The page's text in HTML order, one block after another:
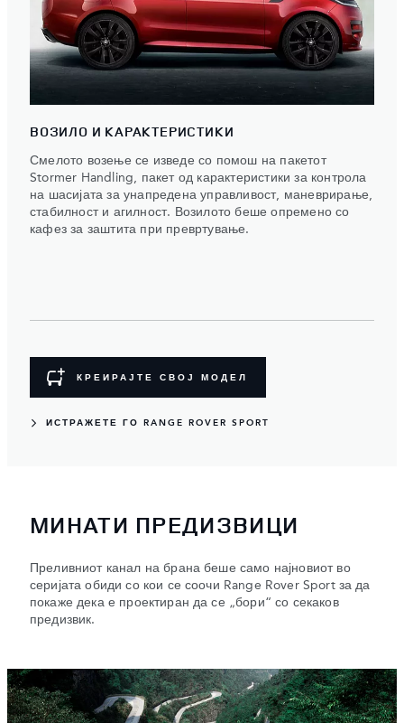
ВОЗИЛО И КАРАКТЕРИСТИКИ
Смелото возење се изведе со помош на пакетот
Stormer Handling, пакет од карактеристики за контрола
на шасијата за унапредена управливост, маневрирање,
стабилност и агилност. Возилото беше опремено со
кафез за заштита при превртување.
КРЕИРАЈТЕ СВОЈ МОДЕЛ
ИСТРАЖЕТЕ ГО RANGE ROVER SPORT
МИНАТИ ПРЕДИЗВИЦИ
Преливниот канал на брана беше само најновиот во
серијата обиди со кои се соочи Range Rover Sport за да
покаже дека е проектиран да се „бори“ со секаков
предизвик.